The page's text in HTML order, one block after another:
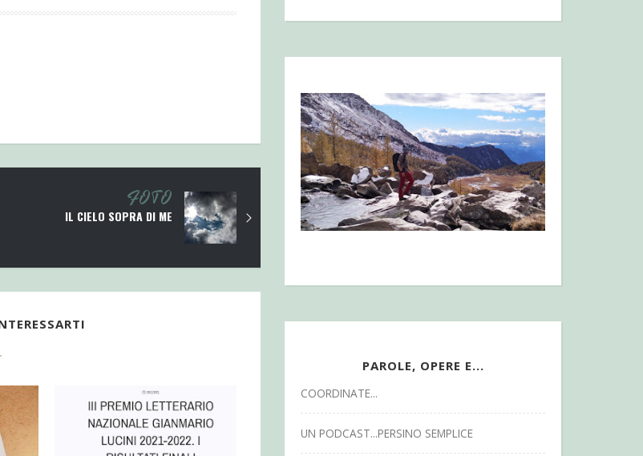
FOTO
IL CIELO SOPRA DI ME
PAROLE, OPERE E...
COORDINATE...
UN PODCAST...PERSINO SEMPLICE